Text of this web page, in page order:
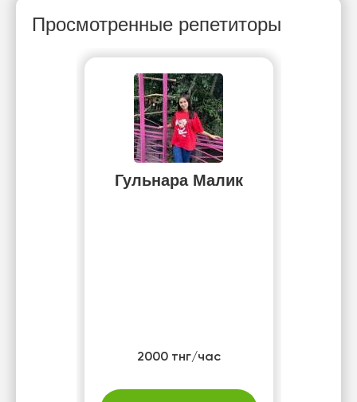
Просмотренные репетиторы
Гульнара Малик
2000 тнг/час